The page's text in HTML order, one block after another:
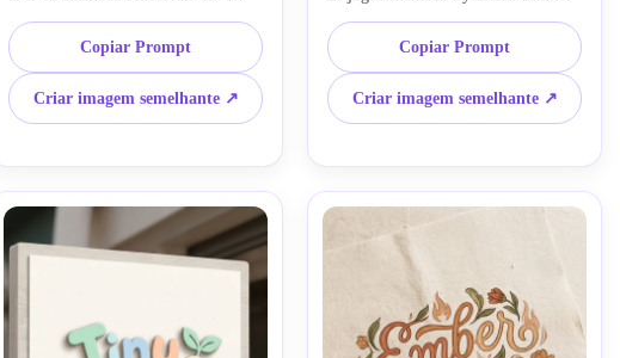
usando letras serif clássicas, um
layout de emblema circular e tons de
verde escuro e bege inspirados na
floresta. Inclui textura angustiada,
detalhes ornamentais equilibrados,
qualidade de impressão robusta e
uma composição de logotipo limpa
adequada para embalagens e rótulos.
Copiar Prompt
Criar imagem semelhante ↗
letras metálicas reflexivas,
perspectiva dramática e um fundo
gradiente escuro. Use destaques
prateados legais, iluminação futurista
do aro, superfícies brilhantes,
de esports e estilo social de alto
contraste com detalhes
cinematográficos nítidos.
Copiar Prompt
Criar imagem semelhante ↗